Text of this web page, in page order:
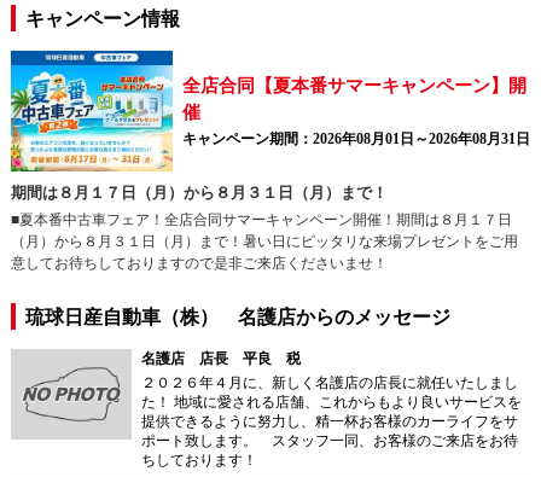
キャンペーン情報
全店合同【夏本番サマーキャンペーン】開
催
キャンペーン期間：2026年08月01日～2026年08月31日
期間は８月１７日（月）から８月３１日（月）まで！
■夏本番中古車フェア！全店合同サマーキャンペーン開催！期間は８月１７日
（月）から８月３１日（月）まで！暑い日にピッタリな来場プレゼントをご用
意してお待ちしておりますので是非ご来店くださいませ！
琉球日産自動車（株） 名護店からのメッセージ
名護店 店長 平良 税
２０２６年４月に、新しく名護店の店長に就任いたしまし
た！ 地域に愛される店舗、これからもより良いサービスを
提供できるように努力し、精一杯お客様のカーライフをサ
ポート致します。 スタッフ一同、お客様のご来店をお待
ちしております！